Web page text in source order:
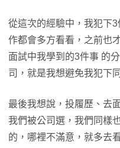
從這次的經驗中，我犯下
作都會多方看看，之前也
面試中我學到的3件事 的
司，就是我想避免我犯下
最後我想說，投履歷、去
我們被公司選，我們同樣
的，哪裡不滿意，就多去